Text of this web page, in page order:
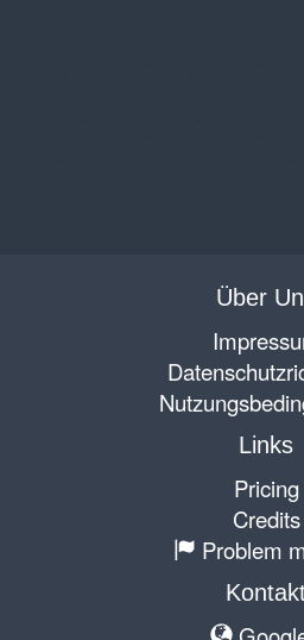
Über
Links
Pricing
Credits
Problem